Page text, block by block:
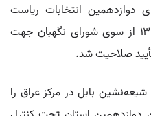
دوازدهمین انتخابات ریاست
جمهوری در تاریخ ۳۱ فروردین ۱۳۹۶ از سوی شورای نگهبان جهت
صلاحیت شد.
بابل در مرکز عراق را